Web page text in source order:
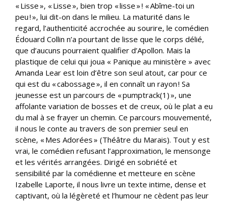
« Lisse », « Lisse », bien trop « lisse » ! « Abîme-toi un
peu ! », lui dit-on dans le milieu. La maturité dans le
regard, l’authenticité accrochée au sourire, le comédien
Édouard Collin n’a pourtant de lisse que le corps délié,
que d’aucuns pourraient qualifier d’Apollon. Mais la
plastique de celui qui joua « Panique au ministère » avec
Amanda Lear est loin d’être son seul atout, car pour ce
qui est du « cabossage », il en connaît un rayon ! Sa
jeunesse est un parcours de « pumptrack(1) », une
affolante variation de bosses et de creux, où le plat a eu
du mal à se frayer un chemin. Ce parcours mouvementé,
il nous le conte au travers de son premier seul en
scène, « Mes Adorées » (Théâtre du Marais). Tout y est
vrai, le comédien refusant l’approximation, le mensonge
et les vérités arrangées. Dirigé en sobriété et
sensibilité par la comédienne et metteure en scène
Izabelle Laporte, il nous livre un texte intime, dense et
captivant, où la légèreté et l’humour ne cèdent pas leur